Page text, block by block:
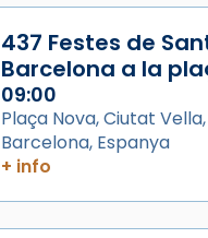
la història de
Mitjana sorgeix
Juliana (“relatiu
(“relatiu a
deixebles seves. I
Gaspar Roig,
són filles de
reivindicarà les
437 Festes de
Barcelona a la
09:00
Plaça Nova, Ciutat
Barcelona, Espanya
+ info